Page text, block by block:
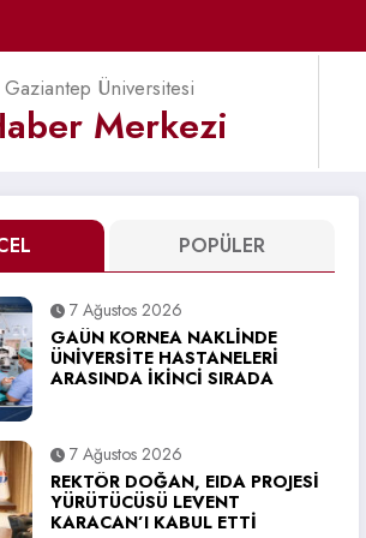
Gaziantep Üniversitesi
Merkezi
POPÜLER
7 Ağustos 2026
GAÜN KORNEA NAKLİNDE
ÜNİVERSİTE HASTANELERİ
ARASINDA İKİNCİ SIRADA
7 Ağustos 2026
REKTÖR DOĞAN, EIDA PROJESİ
YÜRÜTÜCÜSÜ LEVENT
KARACAN’I KABUL ETTİ